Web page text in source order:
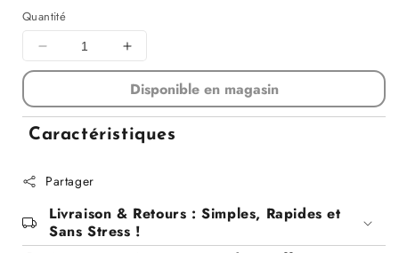
Quantité
Diminuer
la
pour
Set
20x14,6CM
Augmenter
la
quantité
pour
Set
de
Disponible en magasin
Caractéristiques
Partager
Livraison & Retours : Simples, Rapides et
Sans Stress !